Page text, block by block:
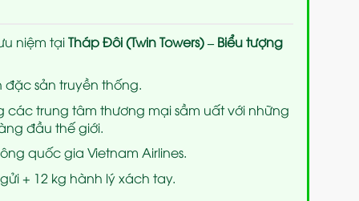
niệm tạiTháp Đôi (Twin Towers) – Biểu tượng
sản truyền thống.
các trung tâm thương mại sầm uất với những
đầu thế giới.
quốc gia Vietnam Airlines.
+ 12 kg hành lý xách tay.